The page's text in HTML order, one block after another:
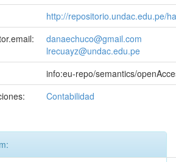
http://repositorio.undac.edu.pe/
danaechuco@gmail.com
lrecuayz@undac.edu.pe
info:eu-repo/semantics/
Contabilidad